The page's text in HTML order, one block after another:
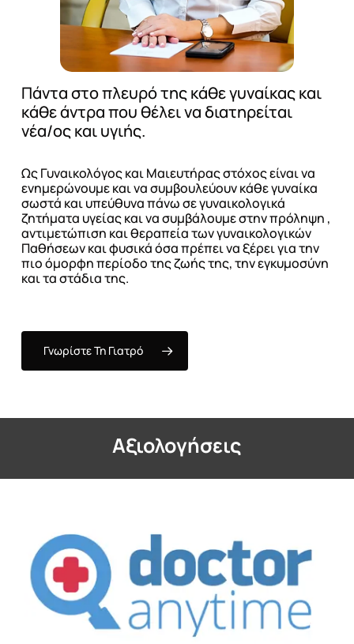
Πάνταστοπλευρότηςκάθεγυναίκαςκαι
κάθεάντραπουθέλειναδιατηρείται
νέα/οςκαιυγιής.
ΩςΓυναικολόγοςκαιΜαιευτήραςστόχοςείναινα
ενημερώνουμεκαινασυμβουλεύουνκάθεγυναίκα
σωστά καιυπεύθυναπάνωσεγυναικολογικά
ζητήματα υγείαςκαινασυμβάλουμεστηνπρόληψη ,
αντιμετώπιση καιθεραπείατωνγυναικολογικών
Παθήσεωνκαιφυσικάόσαπρέπειναξέρειγιατην
πιοόμορφηπερίοδοτηςζωήςτης,τηνεγκυμοσύνη
καιταστάδιατης.
Γνωρίστε Τη Γιατρό
Aξιολογήσεις